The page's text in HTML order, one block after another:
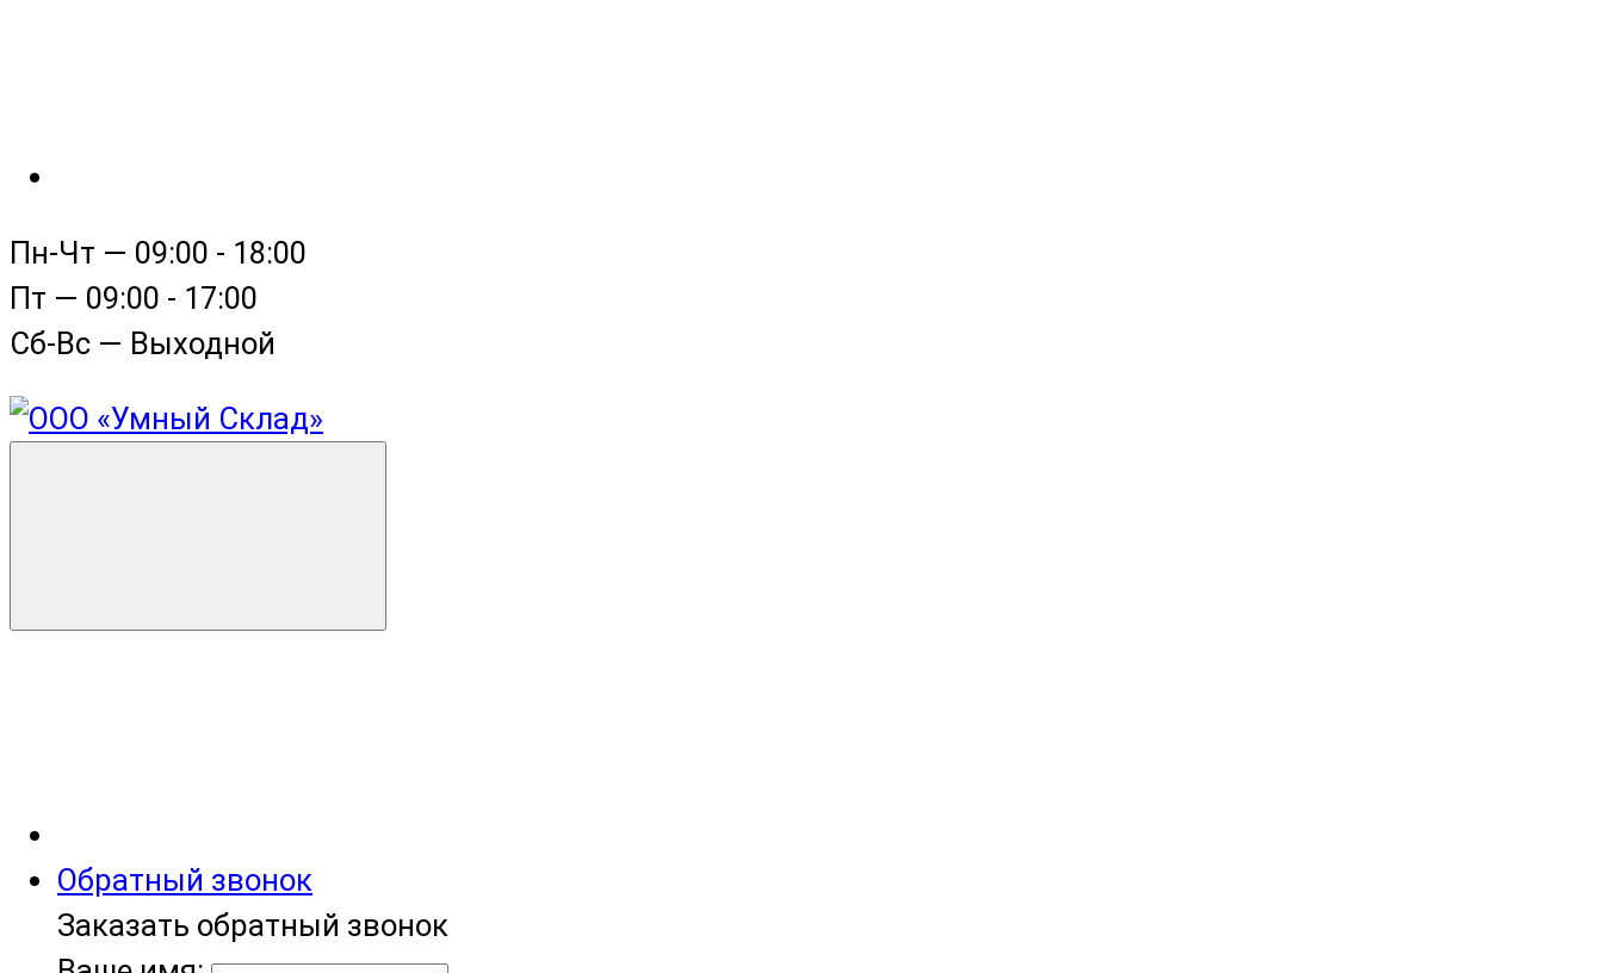
Пн-Чт — 09:00 - 18:00
Пт — 09:00 - 17:00
Сб-Вс — Выходной
Обратный звонок
Заказать обратный звонок